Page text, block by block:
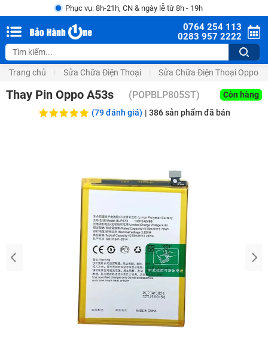
Phục vụ: 8h-21h, CN & ngày lễ từ 8h - 19h
0764 254 113
0283 957 2222
Trang chủ Sửa Chữa Điện Thoại Sửa Chữa Điện Thoại Oppo
Thay Pin Oppo A53s (POPBLP805ST)
Còn hàng
(79 đánh giá) | 386sản phẩm đã bán